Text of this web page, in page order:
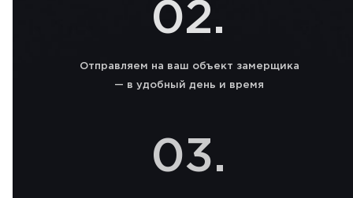
Отправляем на ваш объект замерщика
— в удобный день и время
02.
03.